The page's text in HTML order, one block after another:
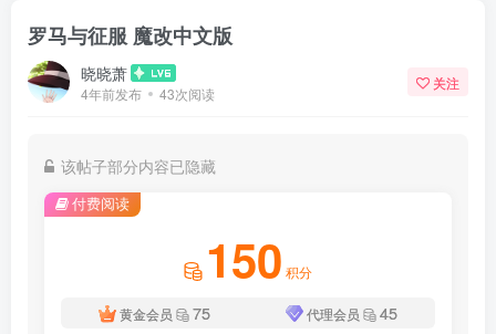
罗马与征服 魔改中文版
晓晓萧
4年前发布 43次阅读
关注
该帖子部分内容已隐藏
付费阅读
150 积分
黄金会员 75 代理会员 45